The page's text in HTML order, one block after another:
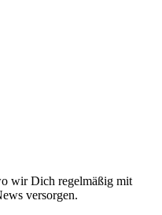
wir Dich regelmäßig mit
versorgen.